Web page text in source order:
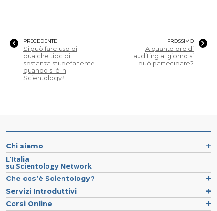
PRECEDENTE
Si può fare uso di
qualche tipo di
sostanza stupefacente
quando si è in
Scientology?
PROSSIMO
A quante ore di
auditing al giorno si
può partecipare?
Chi siamo
L’Italia
su Scientology Network
Che cos’è Scientology?
Servizi Introduttivi
Corsi Online